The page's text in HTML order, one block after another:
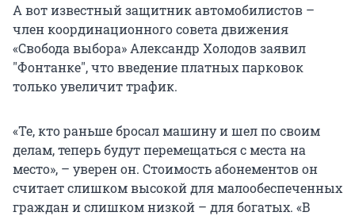
А вот известный защитник автомобилистов –
член координационного совета движения
«Свобода выбора» Александр Холодов заявил
"Фонтанке", что введение платных парковок
только увеличит трафик.
«Те, кто раньше бросал машину и шел по своим
делам, теперь будут перемещаться с места на
место», – уверен он. Стоимость абонементов он
считает слишком высокой для малообеспеченных
граждан и слишком низкой – для богатых. «В